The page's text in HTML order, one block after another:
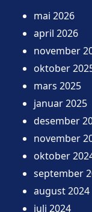
mai 2026
april 2026
november
oktober
mars 2025
januar 2025
desember
november
oktober
september
august 2024
juli 2024